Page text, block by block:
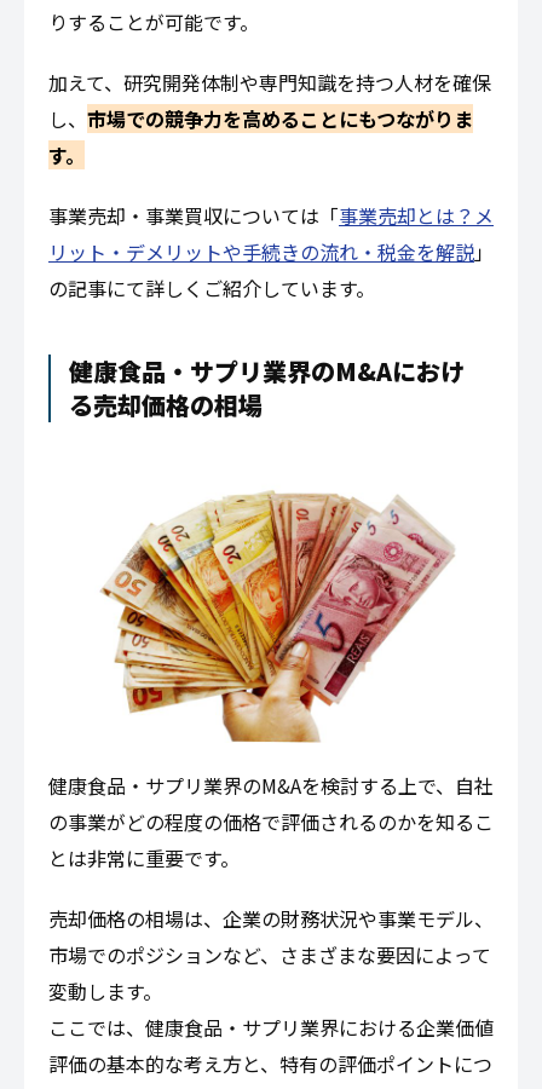
りすることが可能です。
加えて、研究開発体制や専門知識を持つ人材を確保
し、 市場での競争力を高めることにもつながりま
す。
事業売却・事業買収については「事業売却とは？メ
リット・デメリットや手続きの流れ・税金を解説」
の記事にて詳しくご紹介しています。
健康食品・サプリ業界のM&Aにおけ
る売却価格の相場
健康食品・サプリ業界のM&Aを検討する上で、自社
の事業がどの程度の価格で評価されるのかを知るこ
とは非常に重要です。
売却価格の相場は、企業の財務状況や事業モデル、
市場でのポジションなど、さまざまな要因によって
変動します。
ここでは、健康食品・サプリ業界における企業価値
評価の基本的な考え方と、特有の評価ポイントにつ